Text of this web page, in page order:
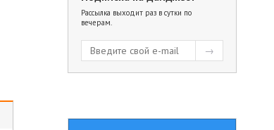
Рассылка выходит раз в сутки по
вечерам.